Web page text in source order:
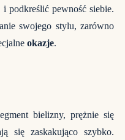
podkreślić pewność siebie.
swojego stylu, zarówno
okazje.
bielizny, prężnie się
się zaskakująco szybko.